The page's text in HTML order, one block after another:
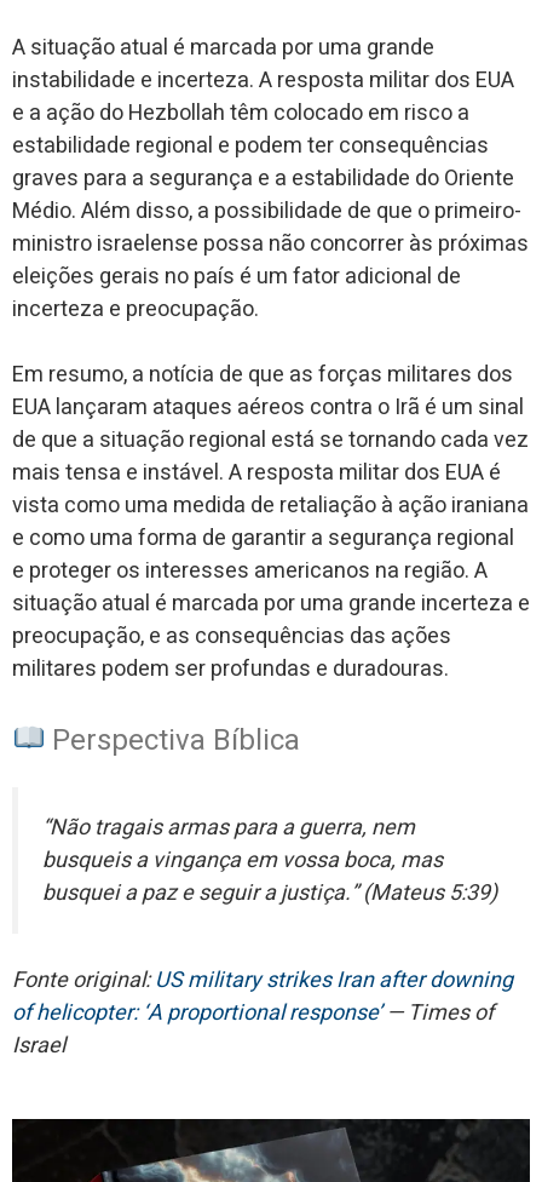
A situação atual é marcada por uma grande
instabilidade e incerteza. A resposta militar dos EUA
e a ação do Hezbollah têm colocado em risco a
estabilidade regional e podem ter consequências
graves para a segurança e a estabilidade do Oriente
Médio. Além disso, a possibilidade de que o primeiro-
ministro israelense possa não concorrer às próximas
eleições gerais no país é um fator adicional de
incerteza e preocupação.
Em resumo, a notícia de que as forças militares dos
EUA lançaram ataques aéreos contra o Irã é um sinal
de que a situação regional está se tornando cada vez
mais tensa e instável. A resposta militar dos EUA é
vista como uma medida de retaliação à ação iraniana
e como uma forma de garantir a segurança regional
e proteger os interesses americanos na região. A
situação atual é marcada por uma grande incerteza e
preocupação, e as consequências das ações
militares podem ser profundas e duradouras.
Perspectiva Bíblica
“Não tragais armas para a guerra, nem
busqueis a vingança em vossa boca, mas
busquei a paz e seguir a justiça.” (Mateus 5:39)
Fonte original:US military strikes Iran after downing
of helicopter: ‘A proportional response’— Times of
Israel